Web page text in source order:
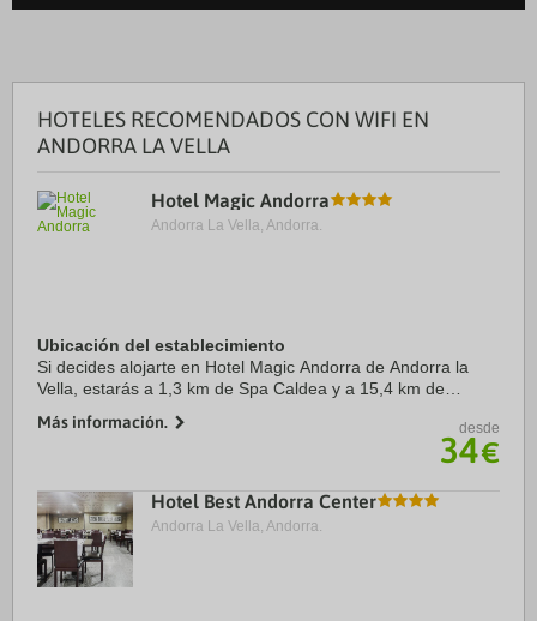
HOTELES RECOMENDADOS CON WIFI EN
ANDORRA LA VELLA
Hotel Magic Andorra
Andorra La Vella, Andorra.
Ubicación del establecimiento
Si decides alojarte en Hotel Magic Andorra de Andorra la
Vella, estarás a 1,3 km de Spa Caldea y a 15,4 km de
Estación de esquí de Pal-Arinsal y a ...
Más información. desde
34€
Hotel Best Andorra Center
Andorra La Vella, Andorra.